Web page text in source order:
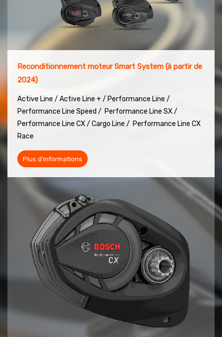
Reconditionnement moteur Smart System (à partir de
2024)
Active Line / Active Line + / Performance Line /
Performance Line Speed / Performance Line SX /
Performance Line CX / Cargo Line / Performance Line CX
Race
Plus d'informations